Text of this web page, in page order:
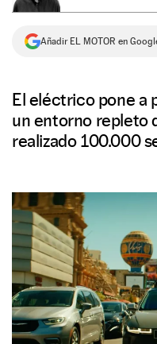
Añadir EL MOTOR en
El eléctrico pone a
un entorno repleto
realizado 100.000